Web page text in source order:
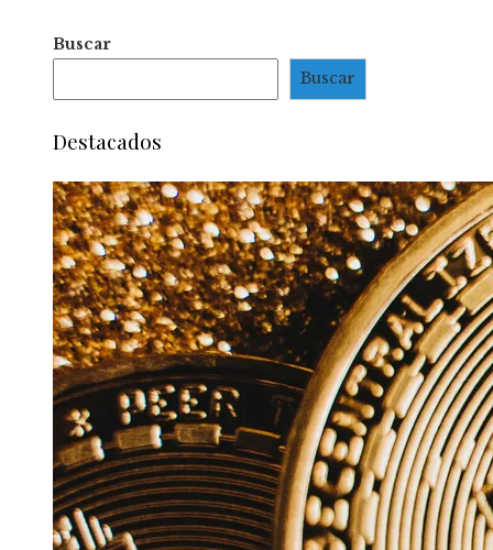
Buscar
Buscar
Destacados